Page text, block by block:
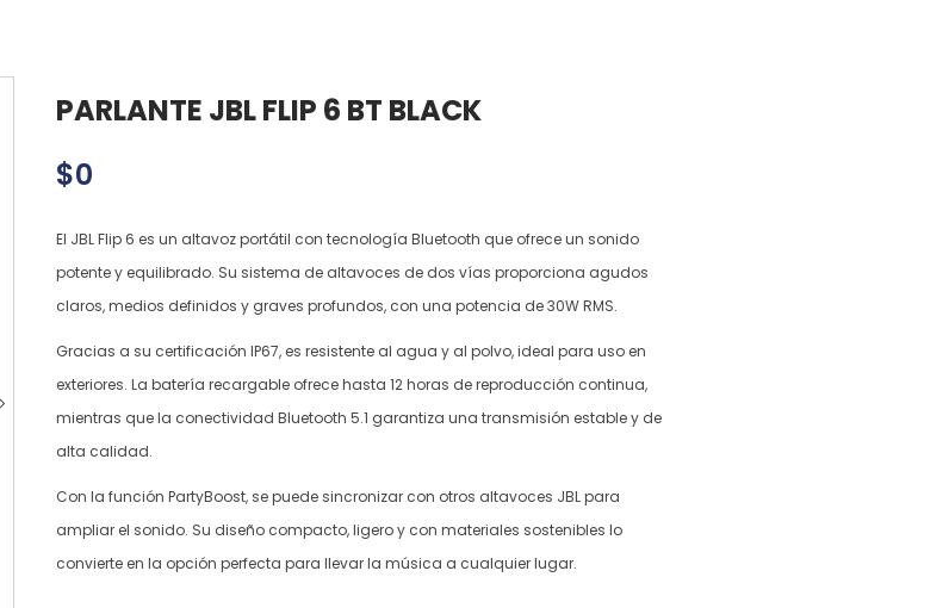
PARLANTE JBL FLIP 6 BT BLACK
$0
El JBL Flip 6 es un altavoz portátil con tecnología Bluetooth que ofrece un sonido
potente y equilibrado. Su sistema de altavoces de dos vías proporciona agudos
claros, medios definidos y graves profundos, con una potencia de 30W RMS.
Gracias a su certificación IP67, es resistente al agua y al polvo, ideal para uso en
exteriores. La batería recargable ofrece hasta 12 horas de reproducción continua,
mientras que la conectividad Bluetooth 5.1 garantiza una transmisión estable y de
alta calidad.
Con la función PartyBoost, se puede sincronizar con otros altavoces JBL para
ampliar el sonido. Su diseño compacto, ligero y con materiales sostenibles lo
convierte en la opción perfecta para llevar la música a cualquier lugar.